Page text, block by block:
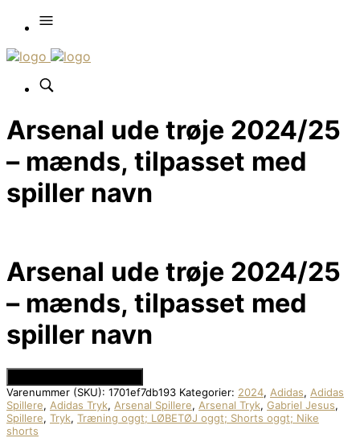
Arsenal ude trøje 2024/25
– mænds, tilpasset med
spiller navn
Arsenal ude trøje 2024/25
– mænds, tilpasset med
spiller navn
Varenummer (SKU): 1701ef7db193 Kategorier: 2024, Adidas, Adidas
Spillere, Adidas Tryk, Arsenal Spillere, Arsenal Tryk, Gabriel Jesus,
Spillere, Tryk, Træning oggt; LØBETØJ oggt; Shorts oggt; Nike
shorts